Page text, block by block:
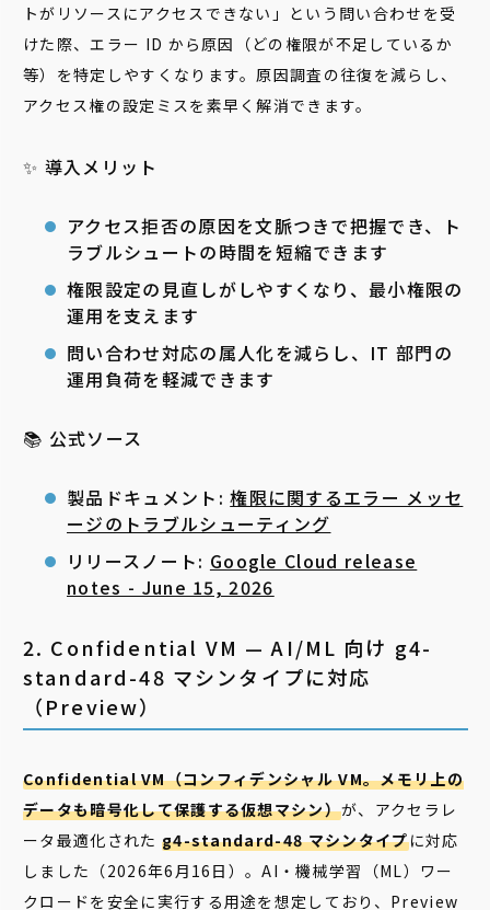
トがリソースにアクセスできない」という問い合わせを受
けた際、エラー ID から原因（どの権限が不足しているか
等）を特定しやすくなります。原因調査の往復を減らし、
アクセス権の設定ミスを素早く解消できます。
✨ 導入メリット
アクセス拒否の原因を文脈つきで把握でき、ト
ラブルシュートの時間を短縮できます
権限設定の見直しがしやすくなり、最小権限の
運用を支えます
問い合わせ対応の属人化を減らし、IT 部門の
運用負荷を軽減できます
📚 公式ソース
製品ドキュメント:権限に関するエラー メッセ
ージのトラブルシューティング
リリースノート: Google Cloud release
notes - June 15, 2026
2. Confidential VM — AI/ML 向け g4-
standard-48 マシンタイプに対応
（Preview）
Confidential VM（コンフィデンシャル VM。メモリ上の
データも暗号化して保護する仮想マシン）が、アクセラレ
ータ最適化された g4-standard-48 マシンタイプに対応
しました（2026年6月16日）。AI・機械学習（ML）ワー
クロードを安全に実行する用途を想定しており、Preview